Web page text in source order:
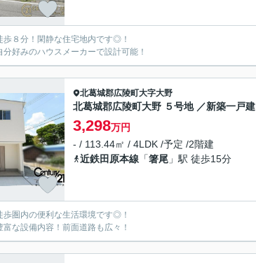
歩８分！閑静な住宅地内です◎！
好みのハウスメーカーで設計可能！
北葛城郡広陵町大字大野
北葛城郡広陵町大野 ５号地 ／新築一戸建
3,298万円
- / 113.44㎡ / 4LDK /予定 /2階建
近鉄田原本線 「箸尾 」駅 徒歩15分
歩圏内の便利な生活環境です◎！
な設備内容！前面道路も広々！